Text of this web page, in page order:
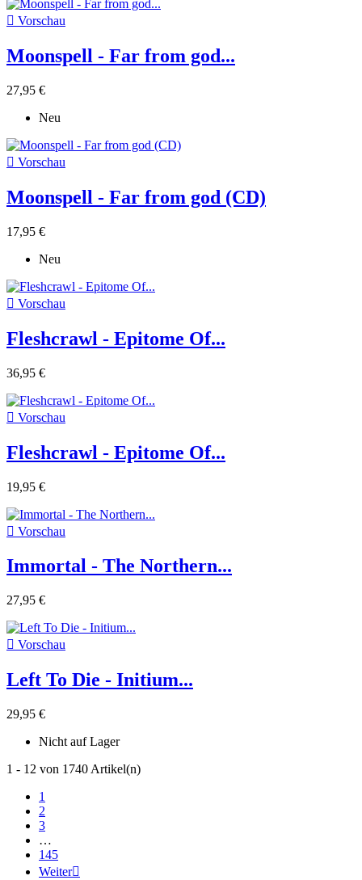
 Vorschau
Moonspell - Far from god...
27,95 €
Neu
 Vorschau
Moonspell - Far from god (CD)
17,95 €
Neu
 Vorschau
Fleshcrawl - Epitome Of...
36,95 €
 Vorschau
Fleshcrawl - Epitome Of...
19,95 €
 Vorschau
Immortal - The Northern...
27,95 €
 Vorschau
Left To Die - Initium...
29,95 €
Nicht auf Lager
1 - 12 von 1740 Artikel(n)
1
2
3
…
145
Weiter